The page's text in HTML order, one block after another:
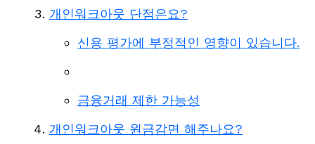
개인워크아웃 단점은요?
신용 평가에 부정적인 영향이 있습니다.
금융거래 제한 가능성
개인워크아웃 원금감면 해주나요?